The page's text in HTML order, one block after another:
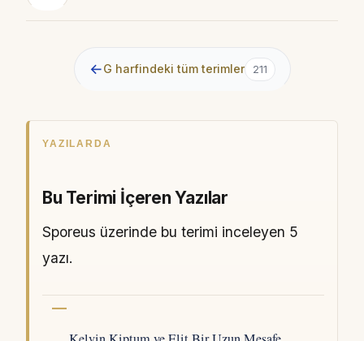
←G harfindeki tüm terimler 211
YAZILARDA
Bu Terimi İçeren Yazılar
Sporeus üzerinde bu terimi inceleyen 5
yazı.